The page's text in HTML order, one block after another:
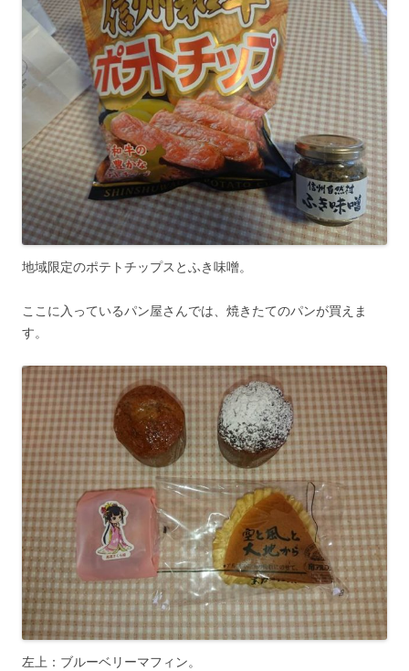
地域限定のポテトチップスとふき味噌。
ここに入っているパン屋さんでは、焼きたてのパンが買えま
す。
左上：ブルーベリーマフィン。